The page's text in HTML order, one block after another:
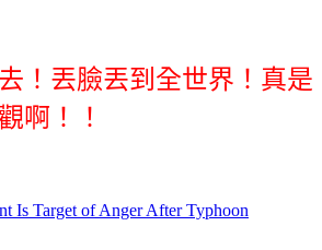
！丟臉丟到全世界！真是
啊！！
Is Target of Anger After Typhoon